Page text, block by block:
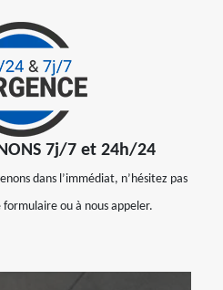
7j/7 et 24h/24
dans l’immédiat, n’hésitez pas
ou à nous appeler.